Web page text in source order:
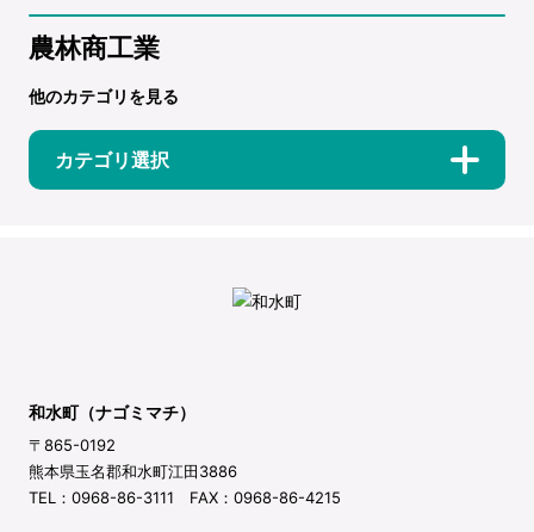
農林商工業
他のカテゴリを見る
カテゴリ選択
和水町（ナゴミマチ）
〒865-0192
熊本県玉名郡和水町江田3886
TEL：0968-86-3111 FAX：0968-86-4215